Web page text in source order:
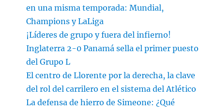
en una misma temporada: Mundial,
Champions y LaLiga
¡Líderes de grupo y fuera del infierno!
Inglaterra 2-0 Panamá sella el primer puesto
del Grupo L
El centro de Llorente por la derecha, la clave
del rol del carrilero en el sistema del Atlético
La defensa de hierro de Simeone: ¿Qué